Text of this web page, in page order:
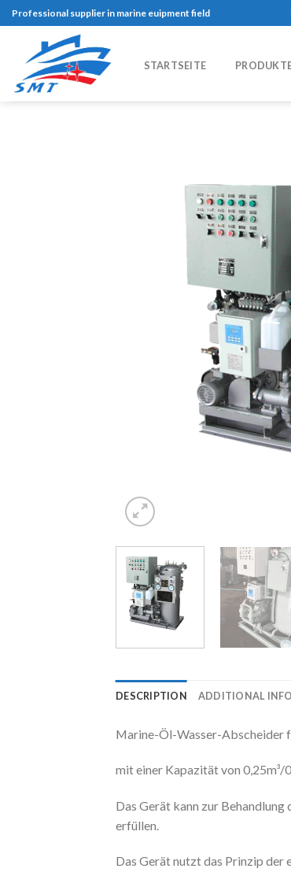
Skip
to
content
Professional supplier in marine euipment field
STARTSEITE
DESCRIPTION ADDITIONAL
Marine-Öl-Wasser-Abscheider
mit einer Kapazität von 0,25m³/
Das Gerät kann zur
erfüllen.
Das Gerät nutzt das Prinzip